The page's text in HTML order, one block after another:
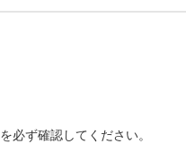
必ず確認してください。